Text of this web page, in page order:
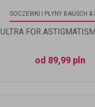
SOCZEWKI I PŁYNY BAUSCH &
ULTRA FOR
od 89,99 pln